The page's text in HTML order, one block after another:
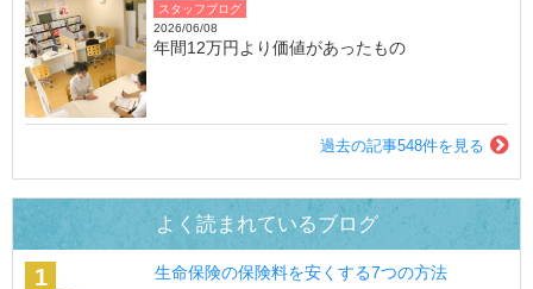
スタッフブログ
2026/06/08
年間12万円より価値があったもの
過去の記事548件を見る
よく読まれているブログ
生命保険の保険料を安くする7つの方法